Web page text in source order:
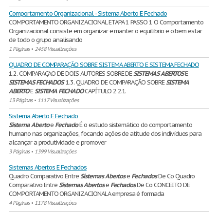
Comportamento Organizacional - Sistema Aberto E Fechado
COMPORTAMENTO ORGANIZACIONAL ETAPA 1 PASSO 1 O Comportamento
Organizacional consiste em organizar e manter o equilíbrio e o bem estar
de todo o grupo analisando
1 Páginas• 2458 Visualizações
QUADRO DE COMPARAÇÃO SOBRE SISTEMA ABERTO E SISTEMA FECHADO
1.2. COMPARAÇAO DE DOIS AUTORES SOBRE DESISTEMASABERTOSE
SISTEMASFECHADOS. 1.3. QUADRO DE COMPARAÇÃO SOBRESISTEMA
ABERTOESISTEMA FECHADOCAPÍTULO 2 2.1.
13 Páginas• 1117 Visualizações
Sistema Aberto E Fechado
SistemaAbertoe FechadoÉ o estudo sistemático do comportamento
humano nas organizações, focando ações de atitude dos indivíduos para
alcançar a produtividade e promover
3 Páginas• 1399 Visualizações
Sistemas Abertos E Fechados
Quadro Comparativo EntreSistemasAbertose FechadosDe Co Quadro
Comparativo EntreSistemasAbertose FechadosDe Co CONCEITO DE
COMPORTAMENTO ORGANIZACIONALA empresa é formada
4 Páginas• 1178 Visualizações